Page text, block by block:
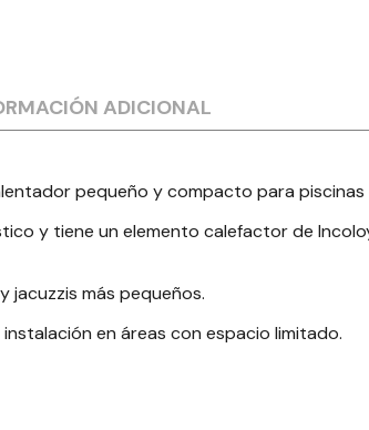
ADICIONAL
pequeño y compacto para piscinas
y tiene un elemento calefactor de
jacuzzis más pequeños.
en áreas con espacio limitado.